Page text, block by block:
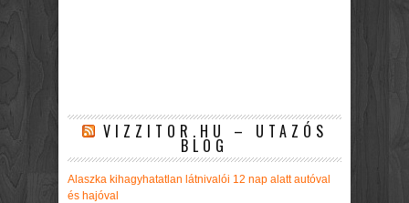
VIZZITOR.HU – UTAZÓS
BLOG
Alaszka kihagyhatatlan látnivalói 12 nap alatt autóval
és hajóval